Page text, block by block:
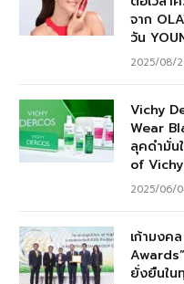
จาก
วัน
2025/08/
Vichy
Wear
ลุคดำมั่น
of
2025/06/
เก้ามงค
ยั่งยืนใน